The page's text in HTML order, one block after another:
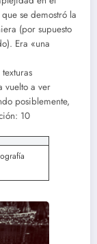
se demostró la
(por supuesto
Era «una
vuelto a ver
posiblemente,
10